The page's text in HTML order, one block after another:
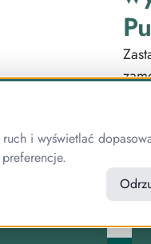
NOWOŚCI
i
i wyświetlać